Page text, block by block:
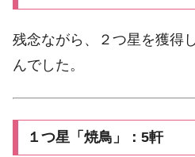
残念ながら、２つ星を獲得
んでした。
１つ星「焼鳥」：5軒